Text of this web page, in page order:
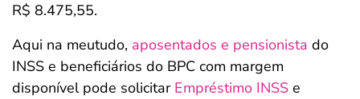
R$ 8.475,55.
Aqui na meutudo, aposentados e pensionista do
INSS e beneficiários do BPC com margem
disponível pode solicitar Empréstimo INSS e